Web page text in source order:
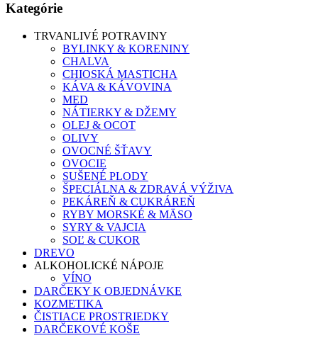
Kategórie
TRVANLIVÉ POTRAVINY
BYLINKY & KORENINY
CHALVA
CHIOSKÁ MASTICHA
KÁVA & KÁVOVINA
MED
NÁTIERKY & DŽEMY
OLEJ & OCOT
OLIVY
OVOCNÉ ŠŤAVY
OVOCIE
SUŠENÉ PLODY
ŠPECIÁLNA & ZDRAVÁ VÝŽIVA
PEKÁREŇ & CUKRÁREŇ
RYBY MORSKÉ & MÄSO
SYRY & VAJCIA
SOĽ & CUKOR
DREVO
ALKOHOLICKÉ NÁPOJE
VÍNO
DARČEKY K OBJEDNÁVKE
KOZMETIKA
ČISTIACE PROSTRIEDKY
DARČEKOVÉ KOŠE